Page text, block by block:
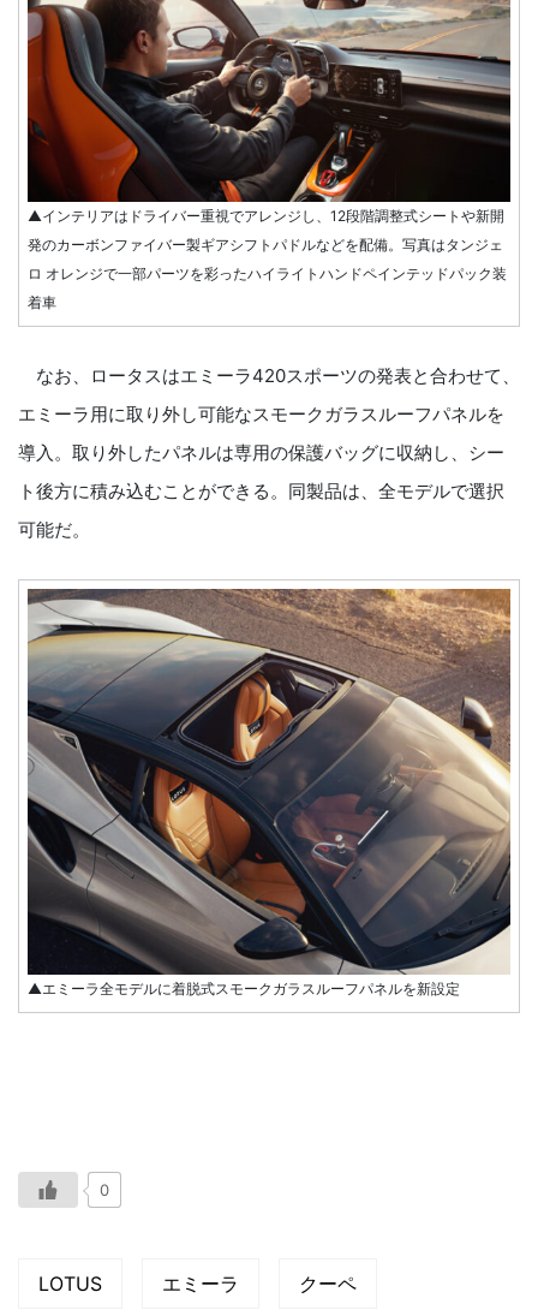
▲インテリアはドライバー重視でアレンジし、12段階調整式シートや新開
発のカーボンファイバー製ギアシフトパドルなどを配備。写真はタンジェ
ロ オレンジで一部パーツを彩ったハイライトハンドペインテッドパック装
着車
なお、ロータスはエミーラ420スポーツの発表と合わせて、
エミーラ用に取り外し可能なスモークガラスルーフパネルを
導入。取り外したパネルは専用の保護バッグに収納し、シー
ト後方に積み込むことができる。同製品は、全モデルで選択
可能だ。
▲エミーラ全モデルに着脱式スモークガラスルーフパネルを新設定
0
LOTUS エミーラ クーペ